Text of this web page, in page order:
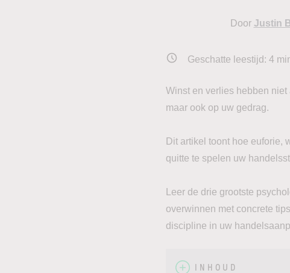
Door Justin
Geschatte leestijd: 4
Winst en verlies hebben
maar ook op uw gedrag.
Dit artikel toont hoe euforie,
quitte te spelen uw
Leer de drie grootste
overwinnen met concrete
discipline in uw
INHOUD